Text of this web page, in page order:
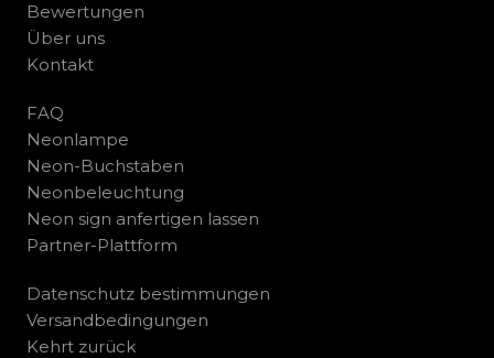
Bewertungen
Über uns
Kontakt
FAQ
Neonlampe
Neon-Buchstaben
Neonbeleuchtung
Neon sign anfertigen lassen
Partner-Plattform
Datenschutz bestimmungen
Versandbedingungen
Kehrt zurück